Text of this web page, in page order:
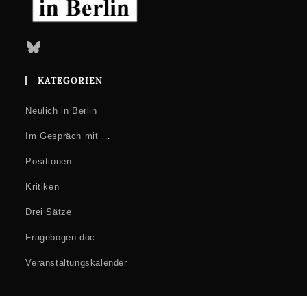
Bluesky
KATEGORIEN
Neulich in Berlin
Im Gespräch mit …
Positionen
Kritiken
Drei Sätze
Fragebogen.doc
Veranstaltungskalender